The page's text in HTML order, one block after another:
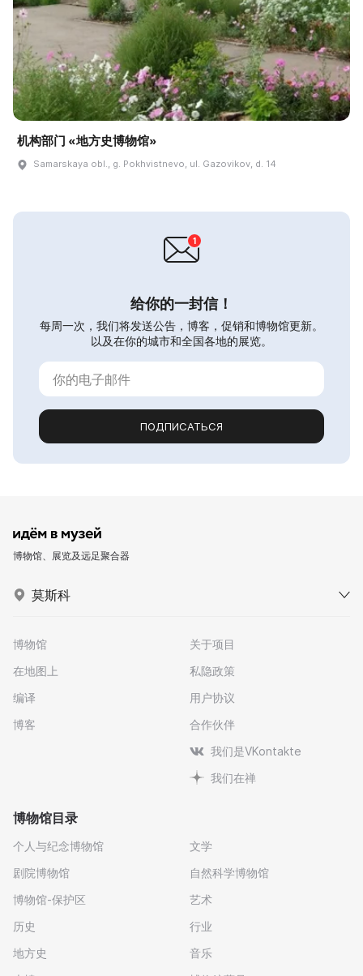
机构部门 «地方史博物馆»
Samarskaya obl., g. Pokhvistnevo, ul. Gazovikov, d. 14
给你的一封信！
每周一次，我们将发送公告，博客，促销和博物馆更新。
以及在你的城市和全国各地的展览。
ПОДПИСАТЬСЯ
博物馆、展览及远足聚合器
莫斯科
博物馆
在地图上
编译
博客
关于项目
私隐政策
用户协议
合作伙伴
我们是VKontakte
我们在禅
博物馆目录
个人与纪念博物馆
剧院博物馆
博物馆-保护区
历史
地方史
文学
自然科学博物馆
艺术
行业
音乐